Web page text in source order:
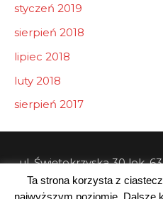
styczeń 2019
sierpień 2018
lipiec 2018
luty 2018
sierpień 2017
ul. Świętokrzyska 30 lok.
info@pw-
Ta strona korzysta z
najwyższym poziomie. Dalsze